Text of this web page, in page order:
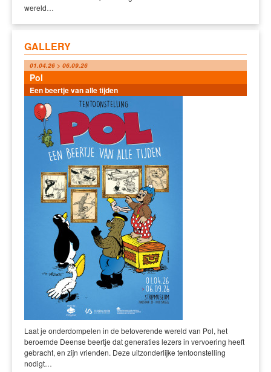
wereld…
GALLERY
01.04.26 > 06.09.26
Pol
Een beertje van alle tijden
Laat je onderdompelen in de betoverende wereld van Pol, het
beroemde Deense beertje dat generaties lezers in vervoering heeft
gebracht, en zijn vrienden. Deze uitzonderlijke tentoonstelling
nodigt…